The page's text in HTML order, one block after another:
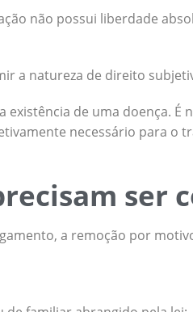
não possui liberdade
a natureza de direito
de uma doença. É
necessário para o
ser
a remoção por